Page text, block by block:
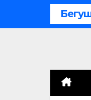
Система больше не